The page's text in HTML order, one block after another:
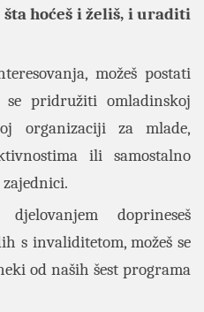
hoćeš i želiš, i uraditi
možeš postati
pridružiti omladinskoj
organizaciji za mlade,
ili samostalno
doprineseš
s invaliditetom, možeš se
od naših šest programa